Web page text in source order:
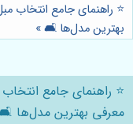
⭐️ راهنمای جامع انتخاب
بهترین مدل‌ها 🛋️»
⭐️ راهنمای جامع
معرفی بهترین مدل‌ها